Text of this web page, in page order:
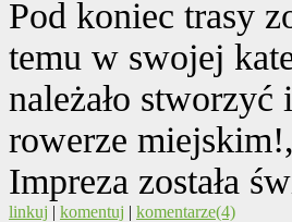
Pod koniec trasy
temu w swojej
należało stworzyć
rowerze
Impreza została
linkuj | komentuj | komentarze(4)